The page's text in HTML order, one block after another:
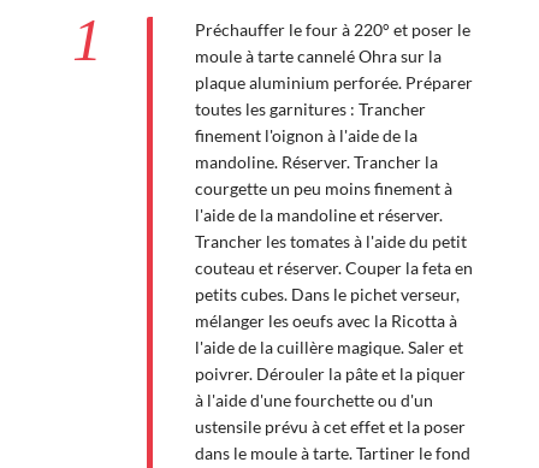
1
Préchauffer le four à 220° et poser le
moule à tarte cannelé Ohra sur la
plaque aluminium perforée. Préparer
toutes les garnitures : Trancher
finement l'oignon à l'aide de la
mandoline. Réserver. Trancher la
courgette un peu moins finement à
l'aide de la mandoline et réserver.
Trancher les tomates à l'aide du petit
couteau et réserver. Couper la feta en
petits cubes. Dans le pichet verseur,
mélanger les oeufs avec la Ricotta à
l'aide de la cuillère magique. Saler et
poivrer. Dérouler la pâte et la piquer
à l'aide d'une fourchette ou d'un
ustensile prévu à cet effet et la poser
dans le moule à tarte. Tartiner le fond